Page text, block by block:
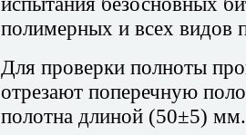
полимерных и всех видов
Для проверки полноты
отрезают поперечную
полотна длиной (50±5) мм.